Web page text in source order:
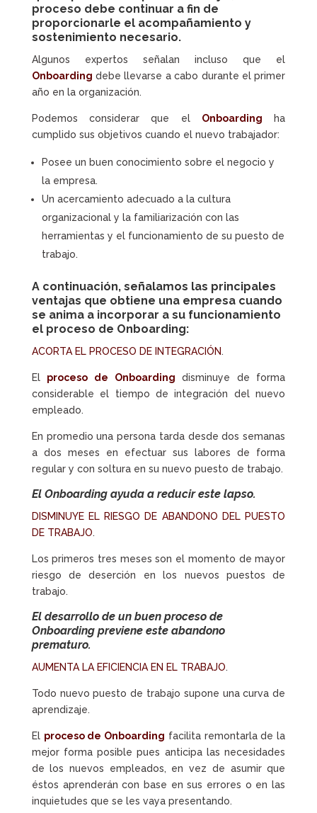
proceso debe continuar a fin de
proporcionarle el acompañamiento y
sostenimiento necesario.
Algunos expertos señalan incluso que el
Onboarding debe llevarse a cabo durante el primer
año en la organización.
Podemos considerar que el Onboarding ha
cumplido sus objetivos cuando el nuevo trabajador:
Posee un buen conocimiento sobre el negocio y
la empresa.
Un acercamiento adecuado a la cultura
organizacional y la familiarización con las
herramientas y el funcionamiento de su puesto de
trabajo.
A continuación, señalamos las principales
ventajas que obtiene una empresa cuando
se anima a incorporar a su funcionamiento
el proceso de Onboarding:
ACORTA EL PROCESO DE INTEGRACIÓN.
El proceso de Onboarding disminuye de forma
considerable el tiempo de integración del nuevo
empleado.
En promedio una persona tarda desde dos semanas
a dos meses en efectuar sus labores de forma
regular y con soltura en su nuevo puesto de trabajo.
El Onboardingayuda a reducir este lapso.
DISMINUYE EL RIESGO DE ABANDONO DEL PUESTO
DE TRABAJO.
Los primeros tres meses son el momento de mayor
riesgo de deserción en los nuevos puestos de
trabajo.
El desarrollo de un buen proceso de
Onboardingpreviene este abandono
prematuro.
AUMENTA LA EFICIENCIA EN EL TRABAJO.
Todo nuevo puesto de trabajo supone una curva de
aprendizaje.
El proceso de Onboarding facilita remontarla de la
mejor forma posible pues anticipa las necesidades
de los nuevos empleados, en vez de asumir que
éstos aprenderán con base en sus errores o en las
inquietudes que se les vaya presentando.